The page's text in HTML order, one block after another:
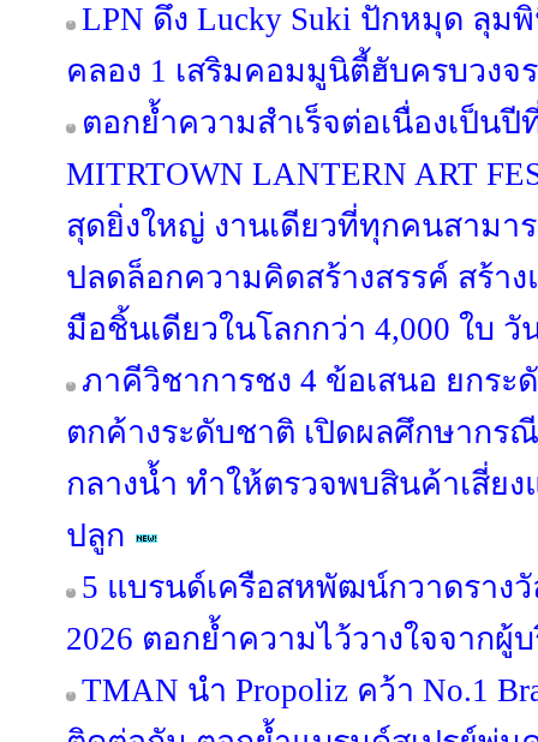
LPN ดึง Lucky Suki ปักหมุด ลุม
คลอง 1 เสริมคอมมูนิตี้ฮับครบวงจร
ตอกย้ำความสำเร็จต่อเนื่องเป็นปี
MITRTOWN LANTERN ART
สุดยิ่งใหญ่ งานเดียวที่ทุกคนสามา
ปลดล็อกความคิดสร้างสรรค์ สร้า
มือชิ้นเดียวในโลกกว่า 4,000 ใบ
ภาคีวิชาการชง 4 ข้อเสนอ ยกระ
ตกค้างระดับชาติ เปิดผลศึกษากร
กลางน้ำ ทำให้ตรวจพบสินค้าเสี่ย
ปลูก
5 แบรนด์เครือสหพัฒน์กวาดรางวั
2026 ตอกย้ำความไว้วางใจจากผู้
TMAN นำ Propoliz คว้า No.1